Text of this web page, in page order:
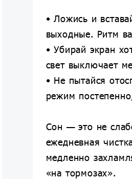
• Ложись и
выходные. Ритм
• Убирай экран
свет выключает
• Не пытайся
режим
Сон — это не
ежедневная
медленно
«на тормозах».